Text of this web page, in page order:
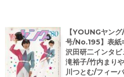
【YOUNGヤン
号/No.195】表紙
沢田研二インタ
滝裕子/竹内まり
川つとむ/フィー